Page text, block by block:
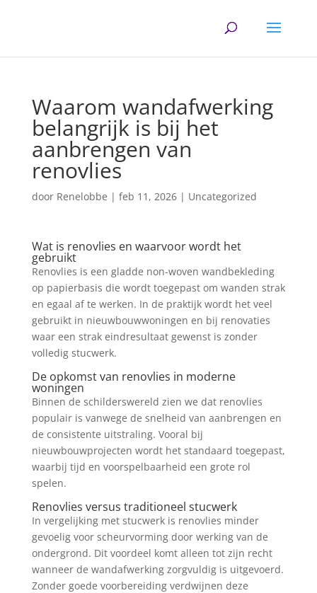
Waarom wandafwerking
belangrijk is bij het
aanbrengen van
renovlies
door Renelobbe | feb 11, 2026| Uncategorized
Wat is renovlies en waarvoor wordt het
gebruikt
Renovlies is een gladde non-woven wandbekleding
op papierbasis die wordt toegepast om wanden strak
en egaal af te werken. In de praktijk wordt het veel
gebruikt in nieuwbouwwoningen en bij renovaties
waar een strak eindresultaat gewenst is zonder
volledig stucwerk.
De opkomst van renovlies in moderne
woningen
Binnen de schilderswereld zien we dat renovlies
populair is vanwege de snelheid van aanbrengen en
de consistente uitstraling. Vooral bij
nieuwbouwprojecten wordt het standaard toegepast,
waarbij tijd en voorspelbaarheid een grote rol
spelen.
Renovlies versus traditioneel stucwerk
In vergelijking met stucwerk is renovlies minder
gevoelig voor scheurvorming door werking van de
ondergrond. Dit voordeel komt alleen tot zijn recht
wanneer de wandafwerking zorgvuldig is uitgevoerd.
Zonder goede voorbereiding verdwijnen deze